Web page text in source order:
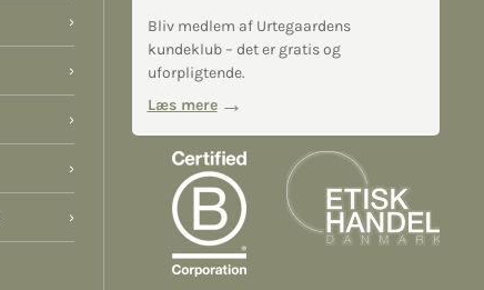
›
›
›
›
›
Bliv medlem af Urtegaardens
kundeklub – det er gratis og
uforpligtende.
Læs mere